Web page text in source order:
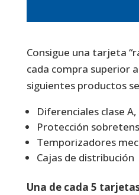
Consigue una tarjeta
cada compra superior
siguientes productos
Diferenciales clase A,
Protección
Temporizadores
Cajas de distribución
Una de cada 5